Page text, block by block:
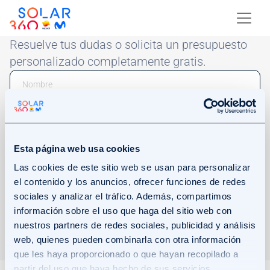
Esta página web usa cookies
Las cookies de este sitio web se usan para personalizar
el contenido y los anuncios, ofrecer funciones de redes
sociales y analizar el tráfico. Además, compartimos
información sobre el uso que haga del sitio web con
nuestros partners de redes sociales, publicidad y análisis
web, quienes pueden combinarla con otra información
que les haya proporcionado o que hayan recopilado a
Skip to main content
Image
Resuelve tus dudas o solicita un presupuesto
personalizado completamente gratis.
Email
Phone Number
Acepto recibir comunicaciones comerciales mediante el envío de
Haz clic en Más información para consultar cómo
trataremos tus datos. Más información.
ENVIAR